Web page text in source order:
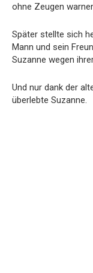
ohne Zeugen
Später stellte sich
Mann und sein
Suzanne wegen
Und nur dank der
überlebte Suzanne.